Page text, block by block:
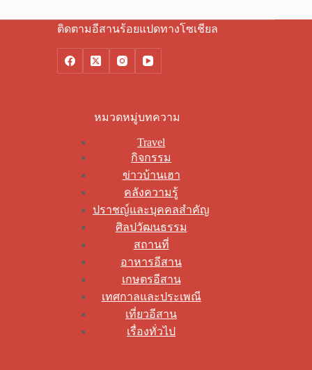
ติดตามอีสานร้อยแปดทางโซเชียล
หมวดหมู่บทความ
Travel
กิจกรรม
ข่าวบ้านเฮา
คลังความรู้
ปราชญ์และบุคคลสำคัญ
ศิลปวัฒนธรรม
สถานที่
อาหารอีสาน
เกษตรอีสาน
เทศกาลและประเพณี
เที่ยวอีสาน
เรื่องทั่วไป